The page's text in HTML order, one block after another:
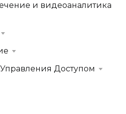
и видеоаналитика
Доступом